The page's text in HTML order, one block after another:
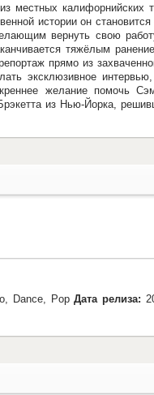
местных калифорнийских
истории он
вернуть свою
тяжёлым
прямо из
эксклюзивное
желание помочь
из Нью-Йорка,
Dance, PopДата релиза: